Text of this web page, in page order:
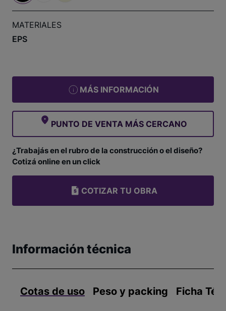
MATERIALES
EPS
MÁS INFORMACIÓN
PUNTO DE VENTA MÁS CERCANO
¿Trabajás en el rubro de la construcción o el diseño?
Cotizá online en un click
COTIZAR TU OBRA
Información técnica
Cotas de uso Peso y packing Ficha